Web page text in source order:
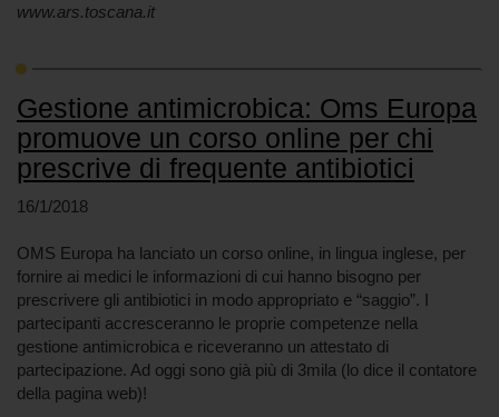
www.ars.toscana.it
Gestione antimicrobica: Oms Europa
promuove un corso online per chi
prescrive di frequente antibiotici
16/1/2018
OMS Europa ha lanciato un corso online, in lingua inglese, per
fornire ai medici le informazioni di cui hanno bisogno per
prescrivere gli antibiotici in modo appropriato e “saggio”. I
partecipanti accresceranno le proprie competenze nella
gestione antimicrobica e riceveranno un attestato di
partecipazione. Ad oggi sono già più di 3mila (lo dice il contatore
della pagina web)!